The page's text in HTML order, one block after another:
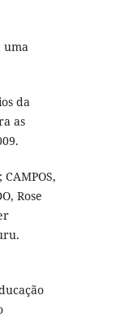
uma
da
as
Rose